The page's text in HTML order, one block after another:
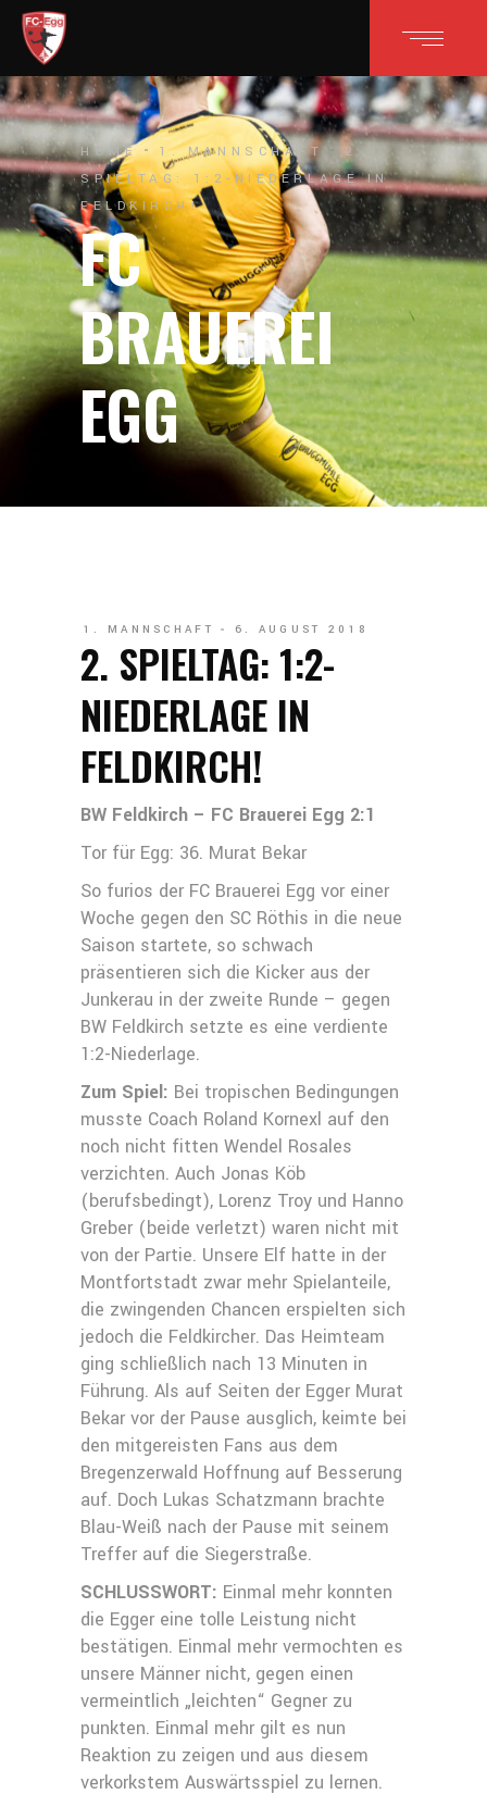
HOME 1. MANNSCHAFT
2.
SPIELTAG: 1:2-NIEDERLAGE IN
FELDKIRCH!
FC
BRAUEREI
EGG
1. MANNSCHAFT 6. AUGUST 2018
2. SPIELTAG: 1:2-
NIEDERLAGE IN
FELDKIRCH!
BW Feldkirch – FC Brauerei Egg 2:1
Tor für Egg: 36. Murat Bekar
So furios der FC Brauerei Egg vor einer
Woche gegen den SC Röthis in die neue
Saison startete, so schwach
präsentieren sich die Kicker aus der
Junkerau in der zweite Runde – gegen
BW Feldkirch setzte es eine verdiente
1:2-Niederlage.
Zum Spiel: Bei tropischen Bedingungen
musste Coach Roland Kornexl auf den
noch nicht fitten Wendel Rosales
verzichten. Auch Jonas Köb
(berufsbedingt), Lorenz Troy und Hanno
Greber (beide verletzt) waren nicht mit
von der Partie. Unsere Elf hatte in der
Montfortstadt zwar mehr Spielanteile,
die zwingenden Chancen erspielten sich
jedoch die Feldkircher. Das Heimteam
ging schließlich nach 13 Minuten in
Führung. Als auf Seiten der Egger Murat
Bekar vor der Pause ausglich, keimte bei
den mitgereisten Fans aus dem
Bregenzerwald Hoffnung auf Besserung
auf. Doch Lukas Schatzmann brachte
Blau-Weiß nach der Pause mit seinem
Treffer auf die Siegerstraße.
SCHLUSSWORT: Einmal mehr konnten
die Egger eine tolle Leistung nicht
bestätigen. Einmal mehr vermochten es
unsere Männer nicht, gegen einen
vermeintlich „leichten“ Gegner zu
punkten. Einmal mehr gilt es nun
Reaktion zu zeigen und aus diesem
verkorkstem Auswärtsspiel zu lernen.